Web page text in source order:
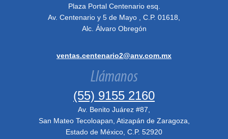
Plaza Portal Centenario esq.
Av. Centenario y 5 de Mayo , C.P. 01618,
Alc. Álvaro Obregón
ventas.centenario2@anv.com.mx
Llámanos
(55) 9155 2160
Av. Benito Juárez #87,
San Mateo Tecoloapan, Atizapán de Zaragoza,
Estado de México, C.P. 52920